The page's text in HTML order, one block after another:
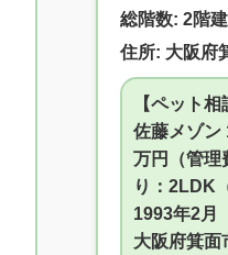
総階数: 2階建
住所: 大阪府
【ペット
佐藤メゾン
万円（管理
り：2LDK
1993年2月
大阪府箕面